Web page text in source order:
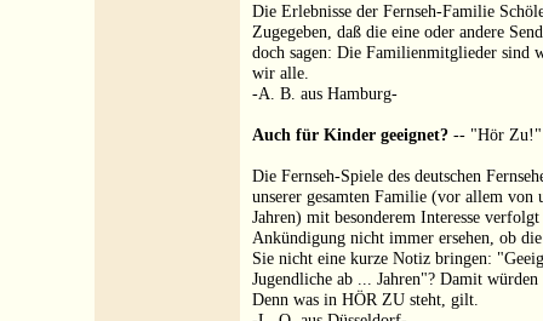
Die Erlebnisse der Fernseh-Familie
Zugegeben, daß die eine oder andere
doch sagen: Die Familienmitglieder sind
wir alle.
-A. B. aus Hamburg-
Auch für Kinder geeignet?-- "Hör Zu!"
Die Fernseh-Spiele des deutschen
unserer gesamten Familie (vor allem
Jahren) mit besonderem Interesse
Ankündigung nicht immer ersehen, ob
Sie nicht eine kurze Notiz bringen:
Jugendliche ab ... Jahren"? Damit
Denn was in HÖR ZU steht, gilt.